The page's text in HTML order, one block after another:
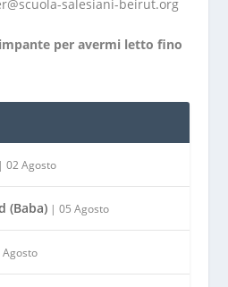
salesiani-beirut.org
per avermi letto fino
| 02 Agosto
(Baba)| 05 Agosto